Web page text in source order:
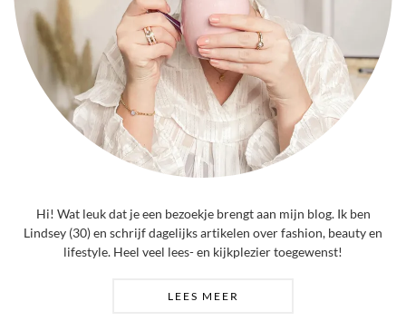
Hi! Wat leuk dat je een bezoekje brengt aan mijn blog. Ik ben
Lindsey (30) en schrijf dagelijks artikelen over fashion, beauty en
lifestyle. Heel veel lees- en kijkplezier toegewenst!
LEES MEER